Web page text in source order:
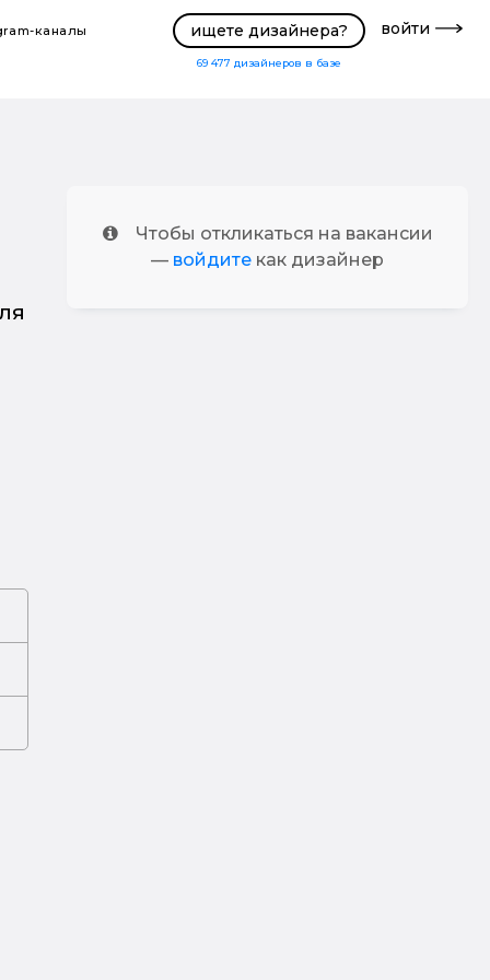
каналы ищете дизайнера?
69 477 дизайнеров в базе
войти
Чтобы откликаться на вакансии
— войдите как дизайнер